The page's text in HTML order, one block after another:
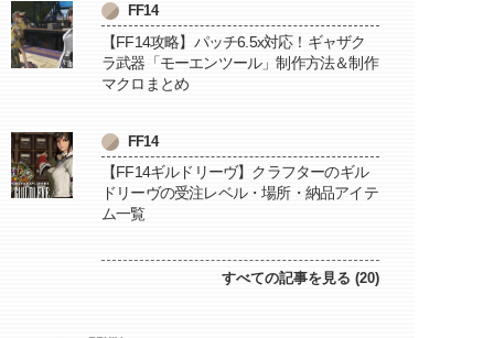
FF14
【FF14攻略】パッチ6.5x対応！ギャザク
ラ武器「モーエンツール」制作方法＆制作
マクロまとめ
FF14
【FF14ギルドリーヴ】クラフターのギル
ドリーヴの受注レベル・場所・納品アイテ
ム一覧
すべての記事を見る (20)